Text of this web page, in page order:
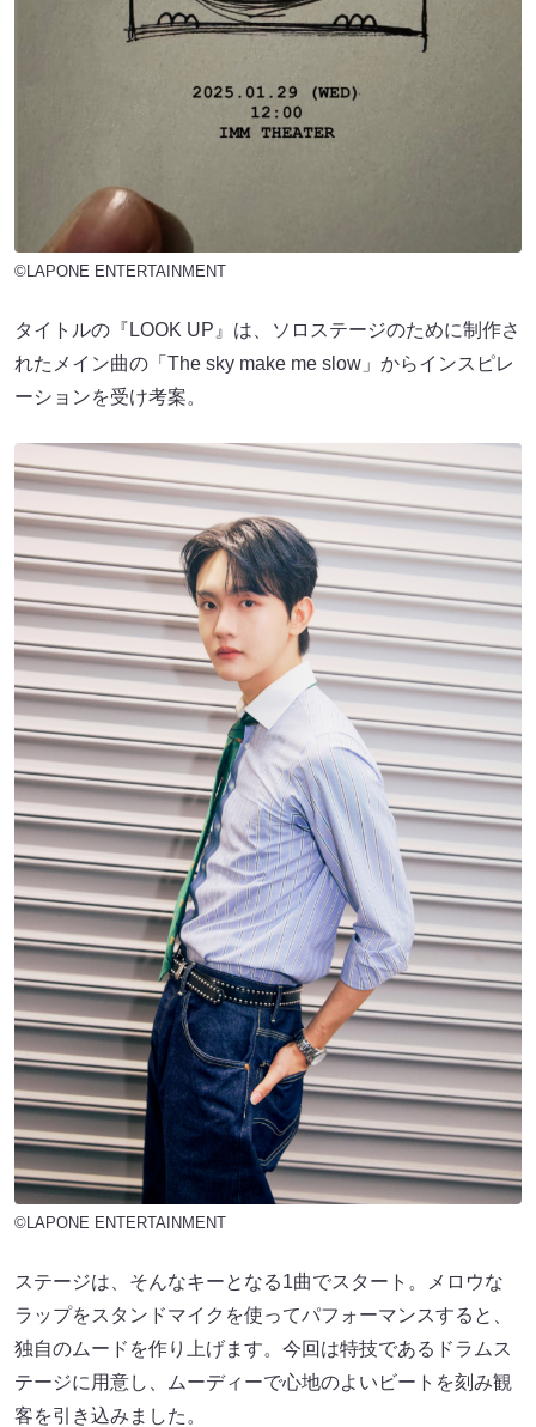
©LAPONE ENTERTAINMENT
タイトルの『LOOK UP』は、ソロステージのために制作さ
れたメイン曲の「The sky make me slow」からインスピレ
ーションを受け考案。
©LAPONE ENTERTAINMENT
ステージは、そんなキーとなる1曲でスタート。メロウな
ラップをスタンドマイクを使ってパフォーマンスすると、
独自のムードを作り上げます。今回は特技であるドラムス
テージに用意し、ムーディーで心地のよいビートを刻み観
客を引き込みました。